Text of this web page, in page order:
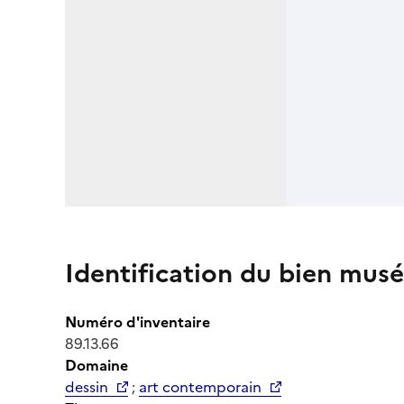
Identification du bien
Numéro d'inventaire
89.13.66
Domaine
dessin
; art contemporain